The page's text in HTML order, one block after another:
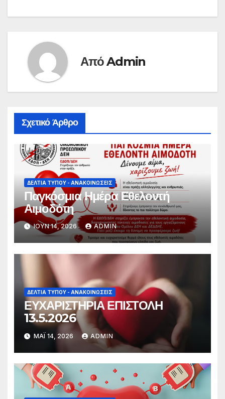
ΑπόAdmin
Σχετικό Άρθρο
ΔΕΛΤΊΑ ΤΎΠΟΥ - ΑΝΑΚΟΙΝΏΣΕΙΣ
Παγκόσμια Ημέρα Εθελοντή
Αιμοδότη
ΙΟΎΝ 14, 2026 ADMIN
ΔΕΛΤΊΑ ΤΎΠΟΥ - ΑΝΑΚΟΙΝΏΣΕΙΣ
ΕΥΧΑΡΙΣΤΗΡΙΑ ΕΠΙΣΤΟΛΗ
13.5.2026
ΜΆΙ 14, 2026 ADMIN